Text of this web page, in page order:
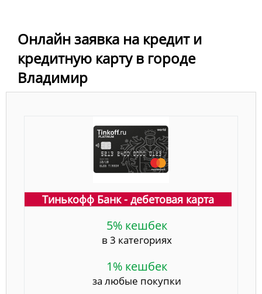
Онлайн заявка на кредит и
кредитную карту в городе
Владимир
Тинькофф Банк - дебетовая карта
5% кешбек
в 3 категориях
1% кешбек
за любые покупки